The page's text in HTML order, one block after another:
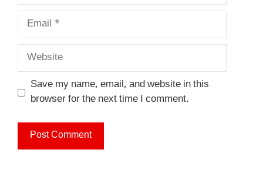
Email
Website
Save my name, email, and website in this
browser for the next time I comment.